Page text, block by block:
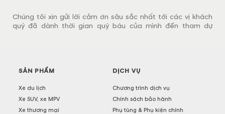
Chúng tôi xin gửi lời cảm ơn sâu sắc nhất tới các vị khách
quý đã dành thời gian quý báu của mình đến tham dự
SẢN PHẨM
Xe du lịch
Xe SUV, xe MPV
Xe thương mại
DỊCH VỤ
Chương trình dịch vụ
Chính sách bảo hành
Phụ tùng & Phụ kiện chính